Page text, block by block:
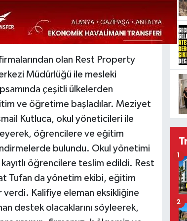
olan Rest Property
Müdürlüğü ile mesleki
çeşitli ülkelerden
ve öğretime başladılar. Meziyet
Kutluca, okul yöneticileri ile
öğrencilere ve eğitim
bulundu. Okul yönetimi
öğrencilere teslim edildi. Rest
Tufan da yönetim ekibi, eğitim
verdi. Kalifiye eleman eksikliğine
destek olacaklarını söyleerek,
1
2